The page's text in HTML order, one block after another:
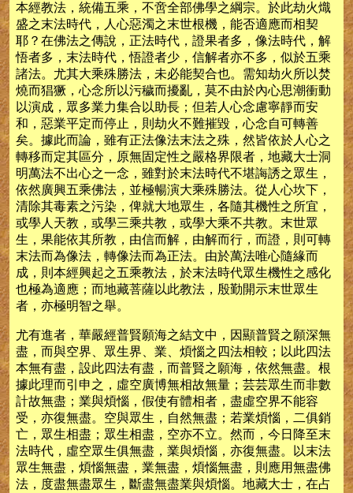
本經教法，統備五乘，不啻全部佛學之綱宗。於此劫火熾
盛之末法時代，人心惡濁之末世根機，能否適應而相契
耶？在佛法之傳說，正法時代，證果者多，像法時代，解
悟者多，末法時代，悟證者少，信解者亦不多，似於五乘
諸法。尤其大乘殊勝法，未必能契合也。需知劫火所以焚
燒而猖獗，心念所以污穢而擾亂，莫不由於內心思潮衝動
以演成，眾多業力集合以助長；但若人心念慮寧靜而安
和，惡業平定而停止，則劫火不難摧毀，心念自可轉善
矣。據此而論，雖有正法像法末法之殊，然皆依於人心之
轉移而定其區分，原無固定性之嚴格界限者，地藏大士洞
明萬法不出心之一念，雖對於末法時代不堪誨誘之眾生，
依然廣興五乘佛法，並極暢演大乘殊勝法。從人心坎下，
清除其毒素之污染，俾就大地眾生，各隨其機性之所宜，
或學人天教，或學三乘共教，或學大乘不共教。末世眾
生，果能依其所教，由信而解，由解而行，而證，則可轉
末法而為像法，轉像法而為正法。由於萬法唯心隨緣而
成，則本經興起之五乘教法，於末法時代眾生機性之感化
也極為適應；而地藏菩薩以此教法，殷勤開示末世眾生
者，亦極明智之舉。
尤有進者，華嚴經普賢願海之結文中，因顯普賢之願深無
盡，而與空界、眾生界、業、煩惱之四法相較；以此四法
本無有盡，設此四法有盡，而普賢之願海，依然無盡。根
據此理而引申之，虛空廣博無相故無量；芸芸眾生而非數
計故無盡；業與煩惱，假使有體相者，盡虛空界不能容
受，亦復無盡。空與眾生，自然無盡；若業煩惱，二俱銷
亡，眾生相盡；眾生相盡，空亦不立。然而，今日降至末
法時代，虛空眾生俱無盡，業與煩惱，亦復無盡。以末法
眾生無盡，煩惱無盡，業無盡，煩惱無盡，則應用無盡佛
法，度盡無盡眾生，斷盡無盡業與煩惱。地藏大士，在占